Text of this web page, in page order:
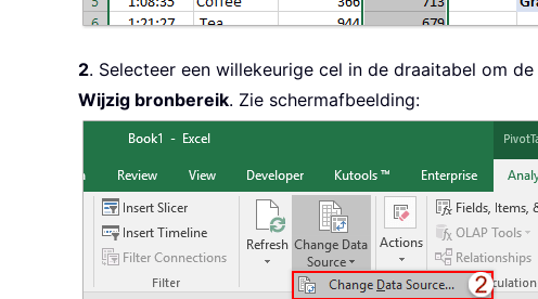
2. Selecteer een willekeurige cel in de draaitabel om de
Wijzig bronbereik. Zie schermafbeelding: